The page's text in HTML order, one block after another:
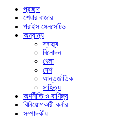
প্রচ্ছদ
শেয়ার বাজার
প্রাইস সেনসেটিভ
অন্যান্য
স্বাস্থ্য
বিনোদন
খেলা
দেশ
আন্তর্জাতিক
সাহিত্য
অর্থনীতি ও বাণিজ্য
বিনিয়োগকারী কর্নার
সম্পাদকীয়